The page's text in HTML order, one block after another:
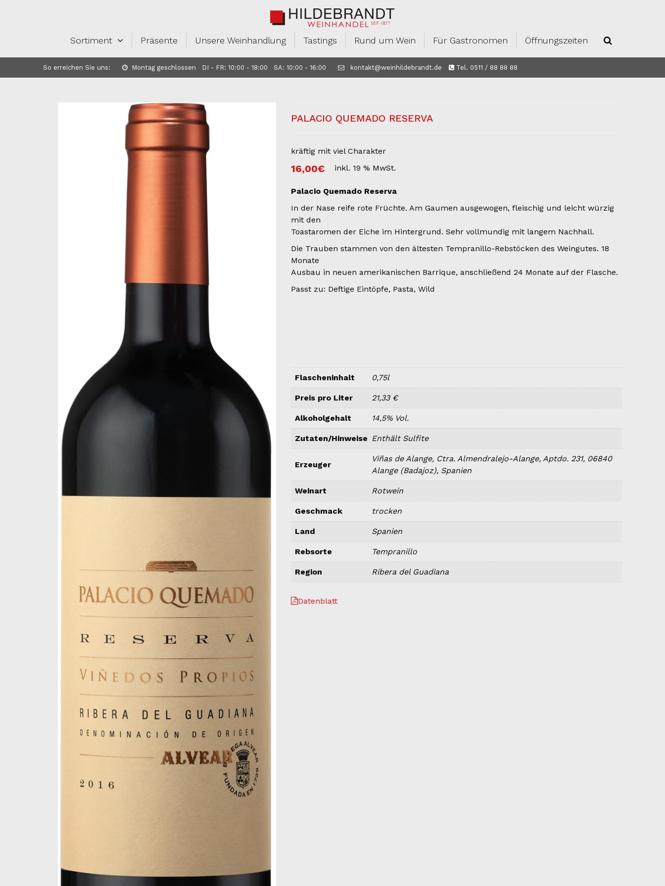
Sortiment Präsente Unsere Weinhandlung Tastings Rund um Wein Für Gastronomen Öffnungszeiten
So erreichen Sie uns: Montag geschlossen DI - FR: 10:00 - 18:00 SA: 10:00 - 16:00 kontakt@weinhildebrandt.de Tel. 0511 / 88 88 88
PALACIO QUEMADO RESERVA
kräftig mit viel Charakter
16,00€ inkl. 19 % MwSt.
Palacio Quemado Reserva
In der Nase reife rote Früchte. Am Gaumen ausgewogen, fleischig und leicht würzig
mit den
Toastaromen der Eiche im Hintergrund. Sehr vollmundig mit langem Nachhall.
Die Trauben stammen von den ältesten Tempranillo-Rebstöcken des Weingutes. 18
Monate
Ausbau in neuen amerikanischen Barrique, anschließend 24 Monate auf der Flasche.
Passt zu: Deftige Eintöpfe, Pasta, Wild
Flascheninhalt 0,75l
Preis pro Liter 21,33 €
Alkoholgehalt 14,5% Vol.
Zutaten/Hinweise Enthält Sulfite
Erzeuger
Viñas de Alange, Ctra. Almendralejo-Alange, Aptdo. 231, 06840
Alange (Badajoz), Spanien
Weinart Rotwein
Geschmack trocken
Land Spanien
Rebsorte Tempranillo
Region Ribera del Guadiana
Datenblatt